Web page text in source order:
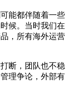
能都伴随着一些
候。当时我们在
，所有海外运营
断，团队也不稳
理争论，外部有